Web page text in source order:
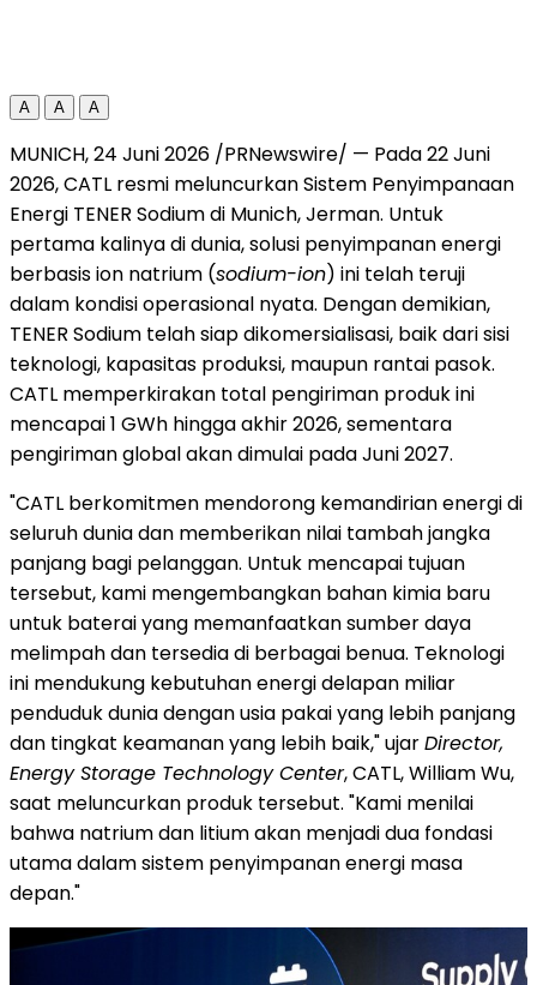
A A A
MUNICH, 24 Juni 2026 /PRNewswire/ — Pada 22 Juni
2026, CATL resmi meluncurkan Sistem Penyimpanaan
Energi TENER Sodium di Munich, Jerman. Untuk
pertama kalinya di dunia, solusi penyimpanan energi
berbasis ion natrium (sodium-ion) ini telah teruji
dalam kondisi operasional nyata. Dengan demikian,
TENER Sodium telah siap dikomersialisasi, baik dari sisi
teknologi, kapasitas produksi, maupun rantai pasok.
CATL memperkirakan total pengiriman produk ini
mencapai 1 GWh hingga akhir 2026, sementara
pengiriman global akan dimulai pada Juni 2027.
"CATL berkomitmen mendorong kemandirian energi di
seluruh dunia dan memberikan nilai tambah jangka
panjang bagi pelanggan. Untuk mencapai tujuan
tersebut, kami mengembangkan bahan kimia baru
untuk baterai yang memanfaatkan sumber daya
melimpah dan tersedia di berbagai benua. Teknologi
ini mendukung kebutuhan energi delapan miliar
penduduk dunia dengan usia pakai yang lebih panjang
dan tingkat keamanan yang lebih baik," ujarDirector,
Energy Storage Technology Center, CATL, William Wu,
saat meluncurkan produk tersebut. "Kami menilai
bahwa natrium dan litium akan menjadi dua fondasi
utama dalam sistem penyimpanan energi masa
depan."